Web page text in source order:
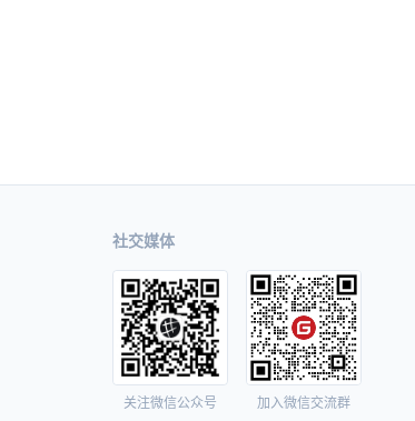
社交媒体
关注微信公众号 加入微信交流群